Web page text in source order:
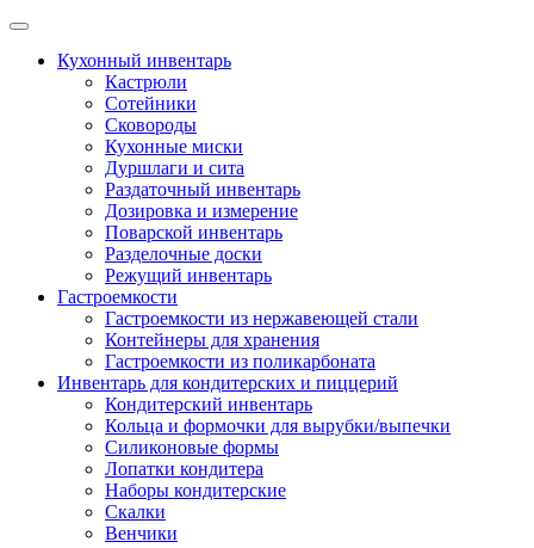
Skip
contentКухонный инвентарь
Кастрюли
Сотейники
Сковороды
Кухонные миски
Дуршлаги и сита
Раздаточный инвентарь
Дозировка и измерение
Поварской инвентарь
Разделочные доски
Режущий инвентарь
Гастроемкости
Гастроемкости из нержавеющей стали
Контейнеры для хранения
Гастроемкости из поликарбоната
Инвентарь для кондитерских и пиццерий
Кондитерский инвентарь
Кольца и формочки для вырубки/выпечки
Силиконовые формы
Лопатки кондитера
Наборы кондитерские
Скалки
Венчики